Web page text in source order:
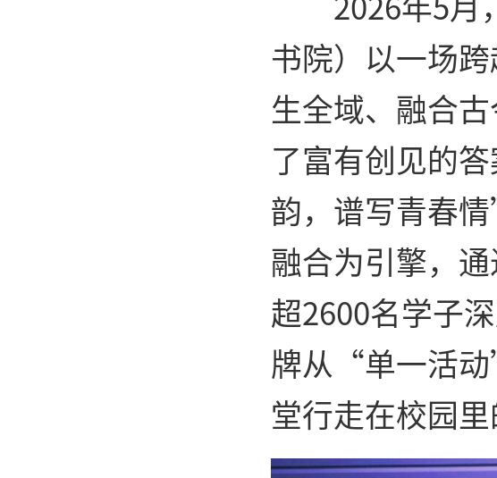
书院）以一场
生全域、融合
了富有创见的
韵，谱写青春
融合为引擎，
超2600名学子
牌从“单一活
堂行走在校园